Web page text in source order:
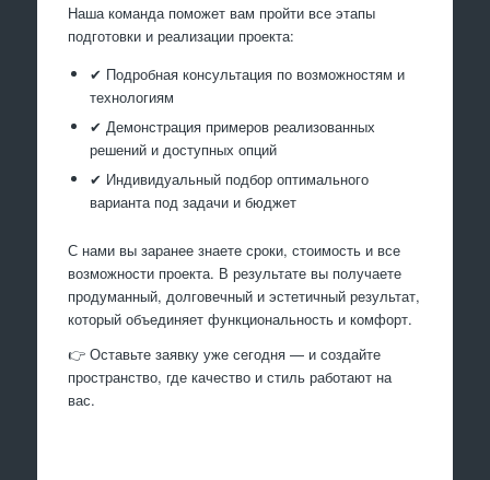
Наша команда поможет вам пройти все этапы
подготовки и реализации проекта:
✔ Подробная консультация по возможностям и
технологиям
✔ Демонстрация примеров реализованных
решений и доступных опций
✔ Индивидуальный подбор оптимального
варианта под задачи и бюджет
С нами вы заранее знаете сроки, стоимость и все
возможности проекта. В результате вы получаете
продуманный, долговечный и эстетичный результат,
который объединяет функциональность и комфорт.
👉 Оставьте заявку уже сегодня — и создайте
пространство, где качество и стиль работают на
вас.